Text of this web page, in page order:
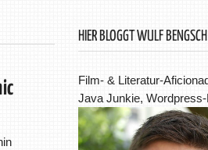
HIER BLOGGT WULF BENGSCH
Film- & Literatur-
Java Junkie,